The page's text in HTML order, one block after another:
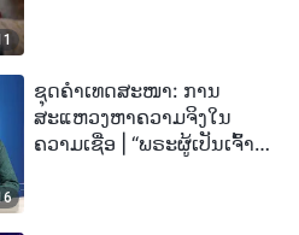
ຊຸດຄຳເທດສະໜາ: ການ
ສະແຫວງຫາຄວາມຈິງໃນ
ຄວາມເຊື່ອ | “ພຣະຜູ້ເປັນເຈົ້າຈະ